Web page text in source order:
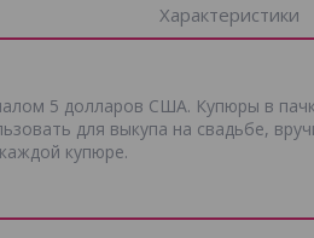
Характеристики
5 долларов США. Купюры в
для выкупа на свадьбе,
купюре.